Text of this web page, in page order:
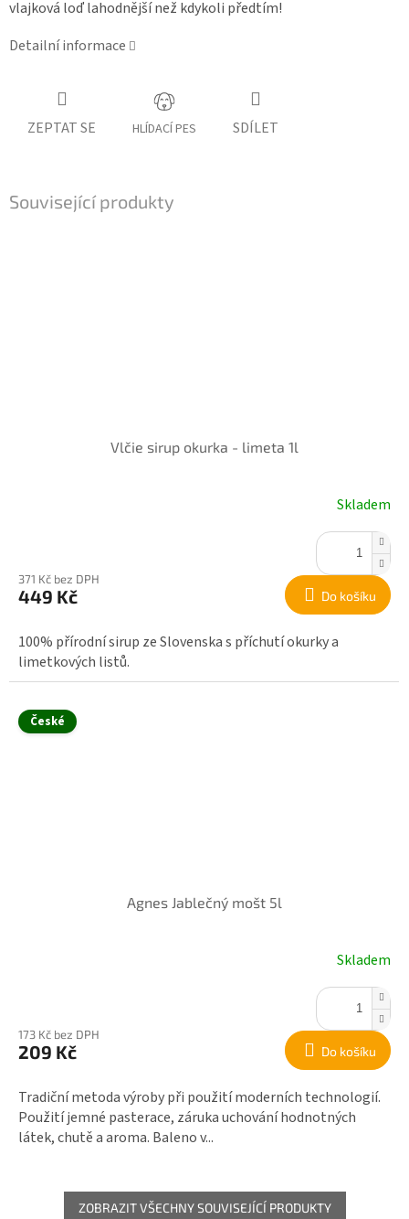
vlajková loď lahodnější než kdykoli předtím!
Detailní informace
ZEPTAT SE HLÍDACÍ PES SDÍLET
Související produkty
Vlčie sirup okurka - limeta 1l
Skladem
371 Kč bez DPH
449 Kč Do košíku
100% přírodní sirup ze Slovenska s příchutí okurky a
limetkových listů.
České
Agnes Jablečný mošt 5l
Skladem
173 Kč bez DPH
209 Kč Do košíku
Tradiční metoda výroby při použití moderních technologií.
Použití jemné pasterace, záruka uchování hodnotných
látek, chutě a aroma. Baleno v...
ZOBRAZIT VŠECHNY SOUVISEJÍCÍ PRODUKTY